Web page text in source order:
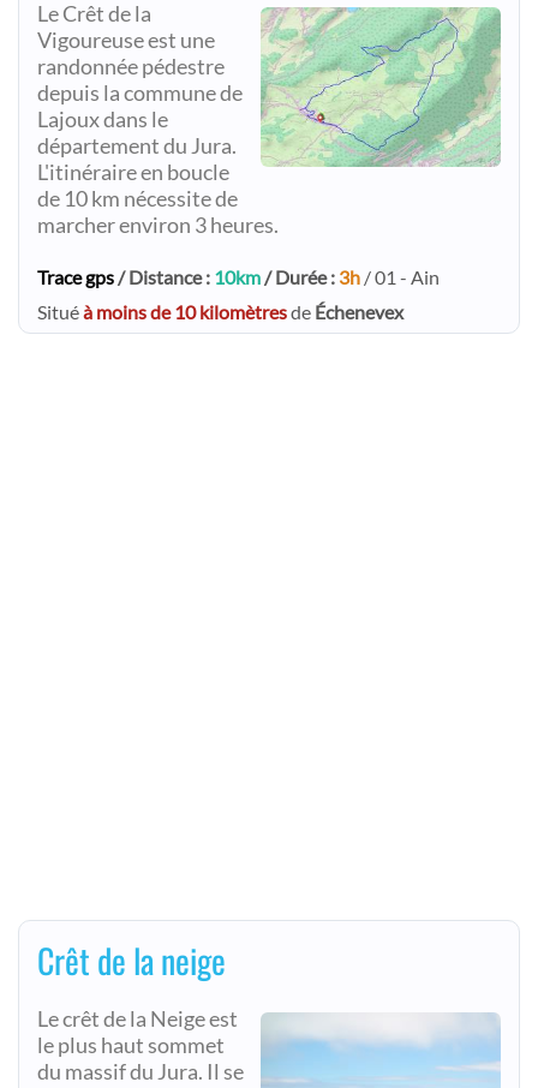
Le Crêt de la
Vigoureuse est une
randonnée pédestre
depuis la commune de
Lajoux dans le
département du Jura.
L'itinéraire en boucle
de 10 km nécessite de
marcher environ 3 heures.
Trace gps/ Distance : 10km/ Durée : 3h / 01 - Ain
Situéà moins de 10 kilomètresde Échenevex
Crêt de la neige
Le crêt de la Neige est
le plus haut sommet
du massif du Jura. Il se